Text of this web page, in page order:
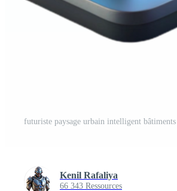
Kenil Rafaliya
66 343 Ressources